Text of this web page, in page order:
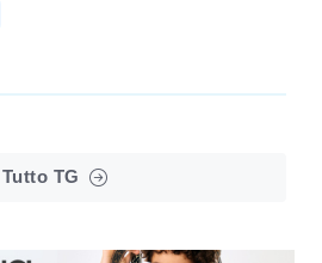
Tutto TG